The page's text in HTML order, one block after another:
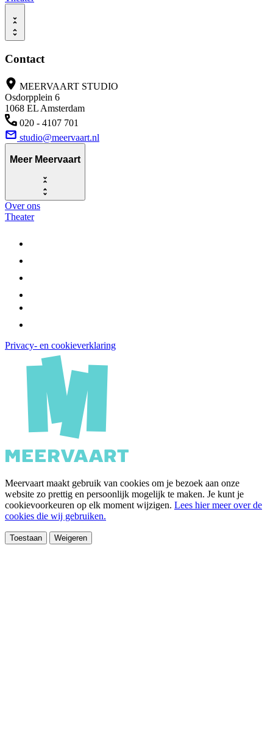
Contact
MEERVAART STUDIO
Osdorpplein 6
1068 EL Amsterdam
020 - 4107 701
studio@meervaart.nl
Meer Meervaart
Over ons
Theater
Privacy- en cookieverklaring
Meervaart maakt gebruik van cookies om je bezoek aan onze
website zo prettig en persoonlijk mogelijk te maken. Je kunt je
cookievoorkeuren op elk moment wijzigen. Lees hier meer over de
cookies die wij gebruiken.
Toestaan Weigeren